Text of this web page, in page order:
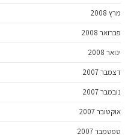
מרץ 2008
פברואר 2008
ינואר 2008
דצמבר 2007
נובמבר 2007
אוקטובר 2007
ספטמבר 2007